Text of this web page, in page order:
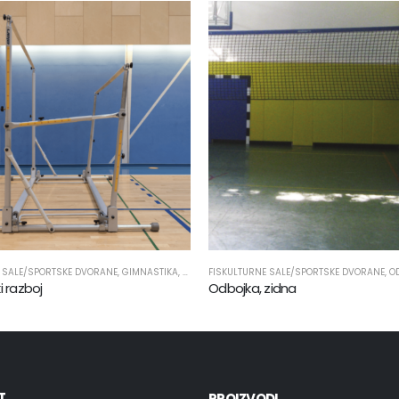
SPORTSKE DVORANE, GIMNASTIKA, PROIZVODI,SPORTSKA OPREMA
razboj
FISKULTURNE SALE/SPORTSKE DVORANE,
Odbojka, zidna